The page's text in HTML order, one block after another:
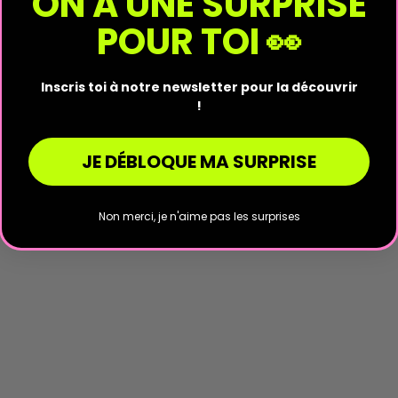
POUR TOI 👀
Inscris toi à notre newsletter pour la découvrir
!
JE DÉBLOQUE MA SURPRISE
Non merci, je n'aime pas les surprises